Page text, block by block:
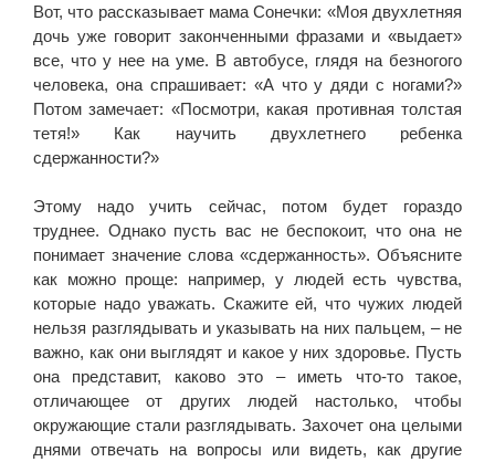
Вот, что рассказывает мама Сонечки: «Моя двухлетняя
дочь уже говорит законченными фразами и «выдает»
все, что у нее на уме. В автобусе, глядя на безногого
человека, она спрашивает: «А что у дяди с ногами?»
Потом замечает: «Посмотри, какая противная толстая
тетя!» Как научить двухлетнего ребенка
сдержанности?»
Этому надо учить сейчас, потом будет гораздо
труднее. Однако пусть вас не беспокоит, что она не
понимает значение слова «сдержанность». Объясните
как можно проще: например, у людей есть чувства,
которые надо уважать. Скажите ей, что чужих людей
нельзя разглядывать и указывать на них пальцем, – не
важно, как они выглядят и какое у них здоровье. Пусть
она представит, каково это – иметь что-то такое,
отличающее от других людей настолько, чтобы
окружающие стали разглядывать. Захочет она целыми
днями отвечать на вопросы или видеть, как другие